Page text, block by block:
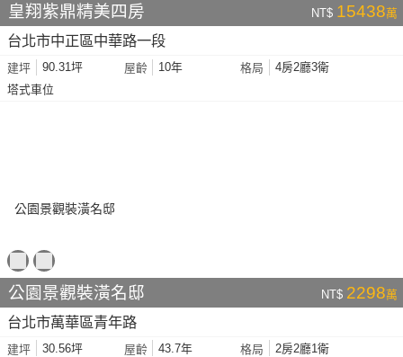
皇翔紫鼎精美四房 NT$ 15438萬
台北市中正區中華路一段
建坪 90.31坪 屋齡 10年 格局
4房2廳3衛
塔式車位
公園景觀裝潢名邸 NT$ 2298萬
台北市萬華區青年路
建坪 30.56坪 屋齡 43.7年 格局 2房2廳1衛